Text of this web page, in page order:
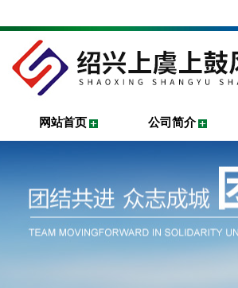
网站首页 公司简介